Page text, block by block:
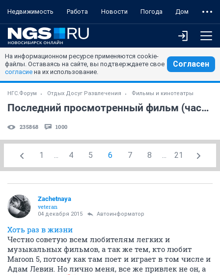
Недвижимость Работа Новости Погода Дом
На информационном ресурсе применяются cookie-
файлы. Оставаясь на сайте, вы подтверждаете свое
согласие на их использование.
Согласен
НГС.Форум Отдых Досуг Развлечения Фильмы и кинотеатры
Последний просмотренный фильм (часть 7)
235868 1000
1 ... 4 5 6 7 8 ... 21
Zachetnaya
veteran
04 декабря 2015 Автоинформатор
Хоть раз в жизни
Честно советую всем любителям легких и
музыкальных фильмов, а так же тем, кто любит
Maroon 5, потому как там поет и играет в том числе и
Адам Левин. Но лично меня, все же привлек не он, а